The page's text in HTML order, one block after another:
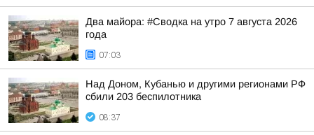
Два майора: #Сводка на утро 7 августа 2026
года
07:03
Над Доном, Кубанью и другими регионами РФ
сбили 203 беспилотника
08:37